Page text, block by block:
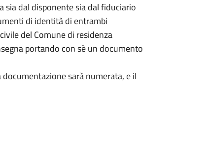
sia dal disponente sia dal fiduciario
di identità di entrambi
del Comune di residenza
portando con sè un documento
sarà numerata, e il